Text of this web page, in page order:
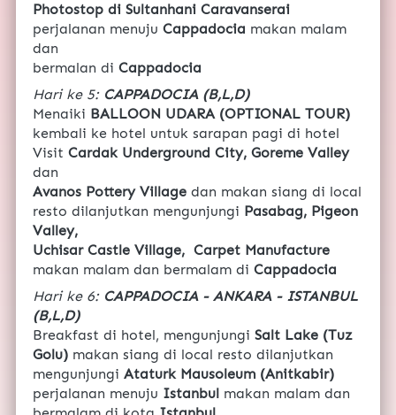
perjalanan menuju Cappadocia makan malam
dan
bermalan di Cappadocia
Hari ke 5: CAPPADOCIA (B,L,D)
Menaiki BALLOON UDARA (OPTIONAL TOUR)
kembali ke hotel untuk sarapan pagi di hotel
Visit
Cardak Underground City, Goreme Valley
dan
Avanos Pottery Village dan makan siang di local
resto dilanjutkan mengunjungi Pasabag, Pigeon
Valley,
Uchisar Castle Village,  Carpet Manufacture
makan malam dan bermalam di Cappadocia
Hari ke 6: CAPPADOCIA - ANKARA - ISTANBUL
(B,L,D)
Breakfast di hotel, mengunjungi Salt Lake (Tuz
Golu) makan siang di local resto dilanjutkan
mengunjungi
perjalanan menuju Istanbul makan malam dan